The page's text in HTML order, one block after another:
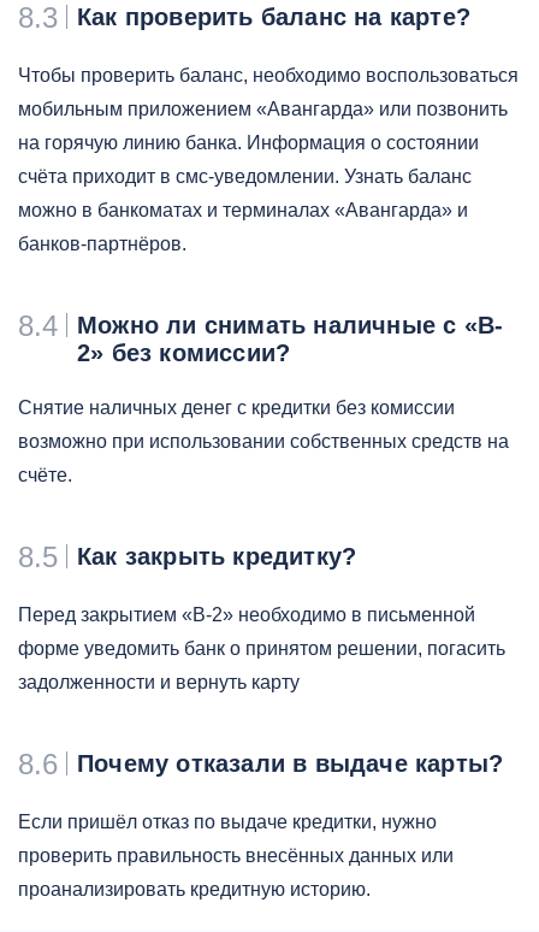
8.3 Как проверить баланс на карте?
Чтобы проверить баланс, необходимо воспользоваться
мобильным приложением «Авангарда» или позвонить
на горячую линию банка. Информация о состоянии
счёта приходит в смс-уведомлении. Узнать баланс
можно в банкоматах и терминалах «Авангарда» и
банков-партнёров.
8.4
Можно ли снимать наличные с «B-
2» без комиссии?
Снятие наличных денег с кредитки без комиссии
возможно при использовании собственных средств на
счёте.
8.5 Как закрыть кредитку?
Перед закрытием «B-2» необходимо в письменной
форме уведомить банк о принятом решении, погасить
задолженности и вернуть карту
8.6 Почему отказали в выдаче карты?
Если пришёл отказ по выдаче кредитки, нужно
проверить правильность внесённых данных или
проанализировать кредитную историю.